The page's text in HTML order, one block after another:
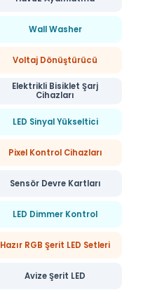
Wall Washer
Voltaj Dönüştürücü
Elektrikli Bisiklet Şarj
Cihazları
LED Sinyal Yükseltici
Pixel Kontrol Cihazları
Sensör Devre Kartları
LED Dimmer Kontrol
Hazır RGB Şerit LED Setleri
Avize Şerit LED